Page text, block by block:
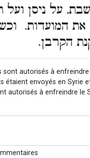
על ניסן
את המועדות.
הקרבן.
autorisés à
étaient envoyés en Syrie
autorisés à enfreindre